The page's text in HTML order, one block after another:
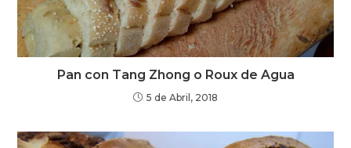
Pan con Tang Zhong o Roux de Agua
5 de Abril, 2018